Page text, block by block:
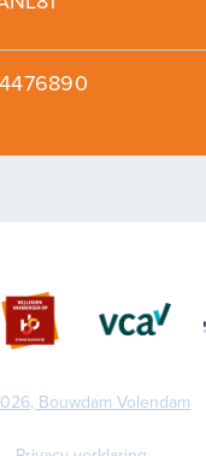
Bouwdam Volendam